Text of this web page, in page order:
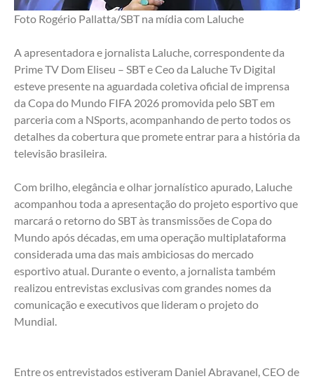
Foto Rogério Pallatta/SBT na mídia com Laluche
A apresentadora e jornalista Laluche, correspondente da
Prime TV Dom Eliseu – SBT e Ceo da Laluche Tv Digital
esteve presente na aguardada coletiva oficial de imprensa
da Copa do Mundo FIFA 2026 promovida pelo SBT em
parceria com a NSports, acompanhando de perto todos os
detalhes da cobertura que promete entrar para a história da
televisão brasileira.
Com brilho, elegância e olhar jornalístico apurado, Laluche
acompanhou toda a apresentação do projeto esportivo que
marcará o retorno do SBT às transmissões de Copa do
Mundo após décadas, em uma operação multiplataforma
considerada uma das mais ambiciosas do mercado
esportivo atual. Durante o evento, a jornalista também
realizou entrevistas exclusivas com grandes nomes da
comunicação e executivos que lideram o projeto do
Mundial.
Entre os entrevistados estiveram Daniel Abravanel, CEO de